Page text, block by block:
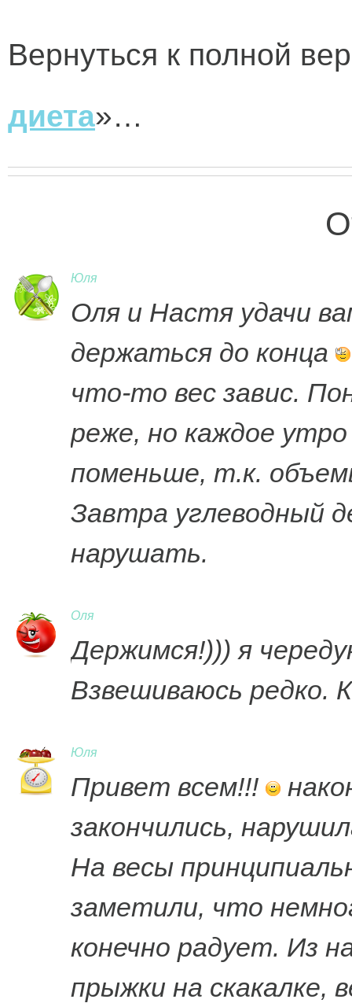
Вернуться к полной
диета»…
Юля
Оля и Настя удачи
держаться до конца
что-то вес завис.
реже, но каждое
поменьше, т.к.
Завтра углеводный
нарушать.
Оля
Держимся!))) я
Взвешиваюсь редко.
Юля
Привет всем!!!
закончились,
На весы
заметили, что
конечно радует. Из
прыжки на скакалке,